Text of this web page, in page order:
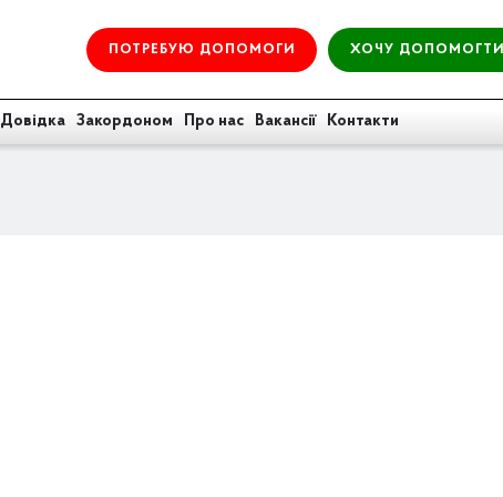
ПОТРЕБУЮ ДОПОМОГИ ХОЧУ ДОПОМОГТИ
Довідка Закордоном Про нас Вакансії Контакти